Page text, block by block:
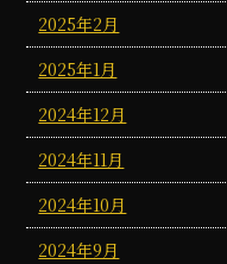
2025年2月
2025年1月
2024年12月
2024年11月
2024年10月
2024年9月